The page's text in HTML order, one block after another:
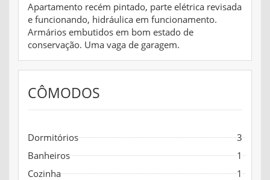
Apartamento recém pintado, parte elétrica revisada
e funcionando, hidráulica em funcionamento.
Armários embutidos em bom estado de
conservação. Uma vaga de garagem.
CÔMODOS
Dormitórios
3
Banheiros
1
Cozinha
1